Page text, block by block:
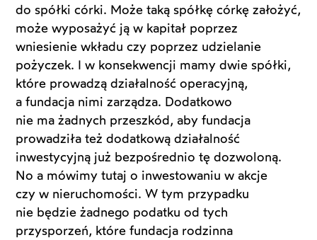
do spółki córki. Może taką spółkę córkę założyć,
może wyposażyć ją w kapitał poprzez
wniesienie wkładu czy poprzez udzielanie
pożyczek. I w konsekwencji mamy dwie spółki,
które prowadzą działalność operacyjną,
a fundacja nimi zarządza. Dodatkowo
nie ma żadnych przeszkód, aby fundacja
prowadziła też dodatkową działalność
inwestycyjną już bezpośrednio tę dozwoloną.
No a mówimy tutaj o inwestowaniu w akcje
czy w nieruchomości. W tym przypadku
nie będzie żadnego podatku od tych
przysporzeń, które fundacja rodzinna